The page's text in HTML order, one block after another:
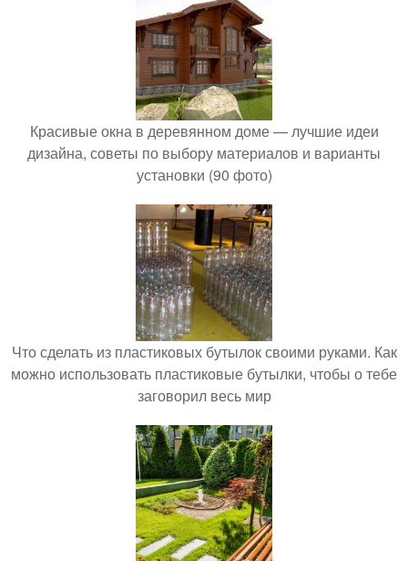
Красивые окна в деревянном доме — лучшие идеи
дизайна, советы по выбору материалов и варианты
установки (90 фото)
Что сделать из пластиковых бутылок своими руками. Как
можно использовать пластиковые бутылки, чтобы о тебе
заговорил весь мир